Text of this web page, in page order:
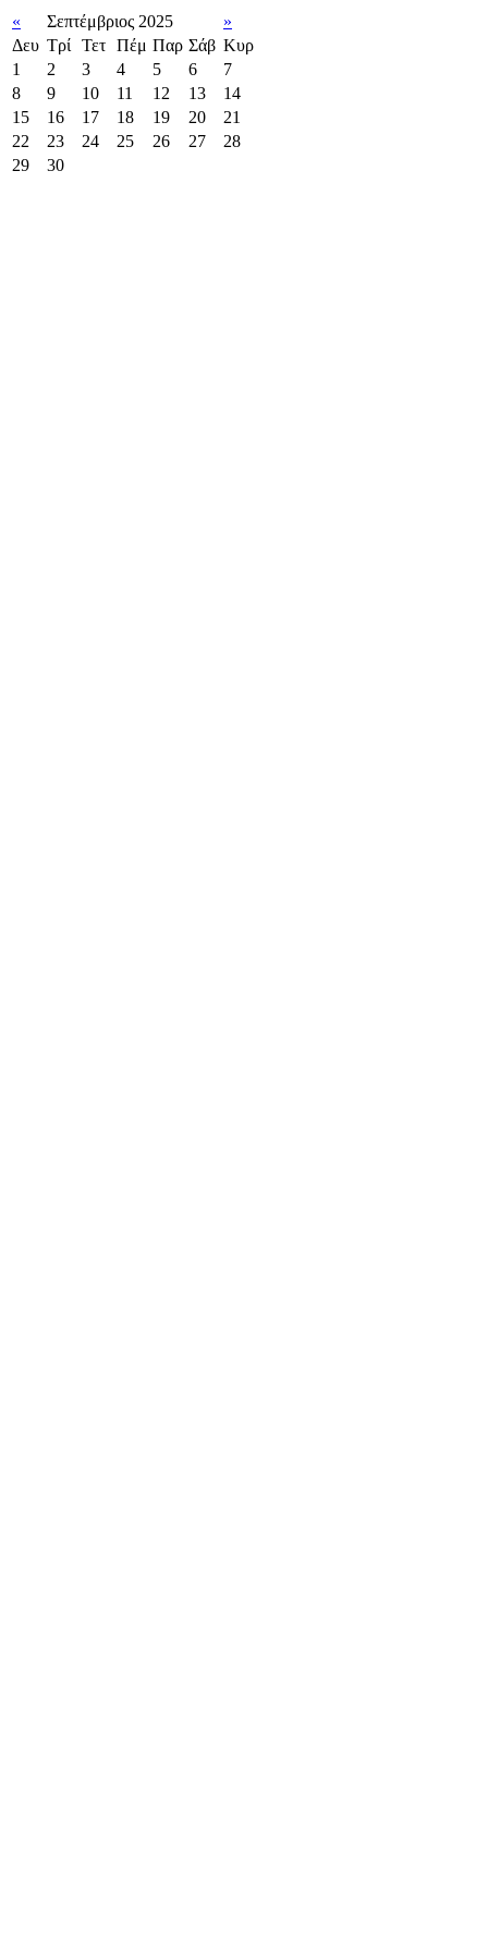
« Σεπτέμβριος 2025
»
Δευ Τρί Τετ Πέμ Παρ Σάβ Κυρ
1
2 3 4 5 6
7
8
9 10 11 12 13
14
15
16 17 18 19 20
21
22
23 24 25 26 27
28
29
30